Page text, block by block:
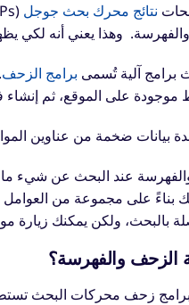
نتائج محرك بحث جوجل (SERPs) أشبه بالسحر،
وهذا يعني أنه لكي
برامج آلية تُسمى برامج الزحف
موجودة على الموقع، ثم
بيانات ضخمة من عناوين
عند البحث عن شيء
بناءً على مجموعة من العوامل
بالبحث، ولكن يمكنك زيارة
الزحف والفهرسة؟
برامج زحف محركات البحث